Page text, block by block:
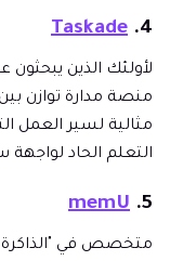
4.
Taskade
منصة مدارة توازن
مثالية لسير العمل
التعلم الحاد لواجهة
5.
memU